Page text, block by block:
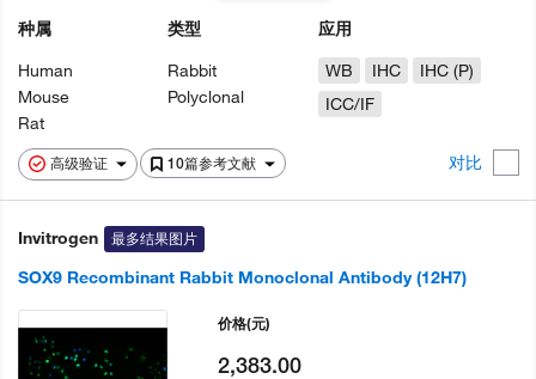
高级验证 10篇参考文献 对比
种属
Human
Mouse
Rat
类型
Rabbit
Polyclonal
应用
WB
IHC
IHC (P)
ICC/IF
Invitrogen 最多结果图片
SOX9 Recombinant Rabbit Monoclonal Antibody (12H7)
价格(元)
2,383.00